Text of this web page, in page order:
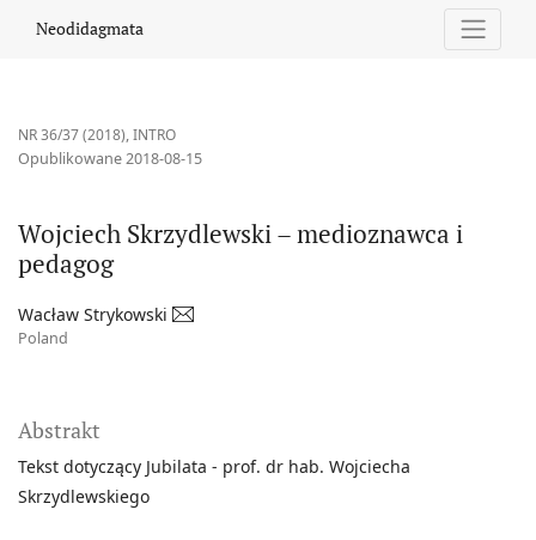
Neodidagmata
NR 36/37 (2018),INTRO
Wojciech Skrzydlewski – medioznawca i
pedagog
Opublikowane 2018-08-15
Wacław Strykowski
Poland
Abstrakt
Tekst dotyczący Jubilata - prof. dr hab. Wojciecha
Skrzydlewskiego